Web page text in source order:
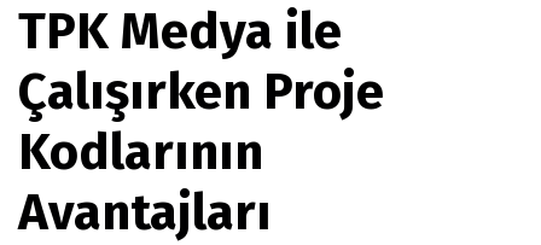
TPK Medya ile
Çalışırken Proje
Kodlarının
Avantajları